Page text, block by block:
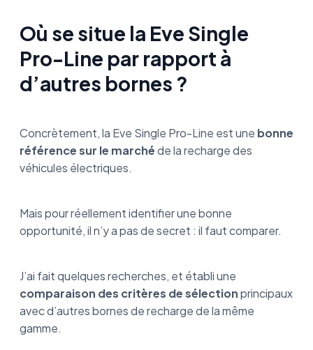
Où se situe la Eve Single
Pro-Line par rapport à
d’autres bornes ?
Concrètement, la Eve Single Pro-Line est une bonne
référence sur le marchéde la recharge des
véhicules électriques.
Mais pour réellement identifier une bonne
opportunité, il n’y a pas de secret : il faut comparer.
J’ai fait quelques recherches, et établi une
comparaison des critères de sélectionprincipaux
avec d’autres bornes de recharge de la même
gamme.